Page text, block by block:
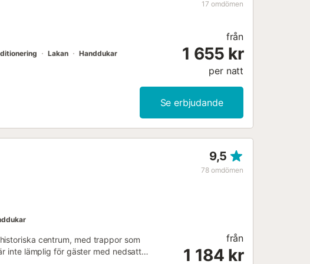
gäster som söker lugn och ro. Värden
17 omdömen
Lakan Handdukar
från
1 655 kr
per natt
Se erbjudande
9,5
78 omdömen
centrum, med trappor som
inte lämplig för gäster med nedsatt
från
1 184 kr